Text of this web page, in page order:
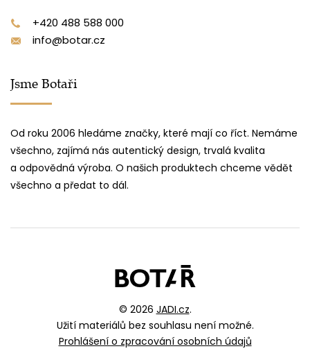
+420 488 588 000
info@botar.cz
Jsme Botaři
Od roku 2006 hledáme značky, které mají co říct. Nemáme
všechno, zajímá nás autentický design, trvalá kvalita
a odpovědná výroba. O našich produktech chceme vědět
všechno a předat to dál.
© 2026 JADI.cz.
Užití materiálů bez souhlasu není možné.
Prohlášení o zpracování osobních údajů